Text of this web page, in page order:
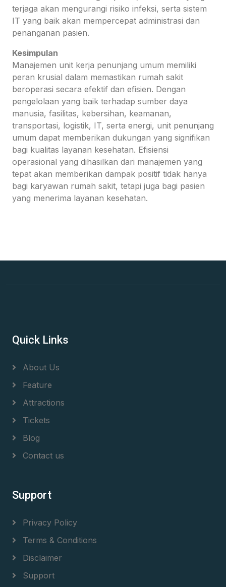
terjaga akan mengurangi risiko infeksi, serta sistem
IT yang baik akan mempercepat administrasi dan
penanganan pasien.
Kesimpulan
Manajemen unit kerja penunjang umum memiliki
peran krusial dalam memastikan rumah sakit
beroperasi secara efektif dan efisien. Dengan
pengelolaan yang baik terhadap sumber daya
manusia, fasilitas, kebersihan, keamanan,
transportasi, logistik, IT, serta energi, unit penunjang
umum dapat memberikan dukungan yang signifikan
bagi kualitas layanan kesehatan. Efisiensi
operasional yang dihasilkan dari manajemen yang
tepat akan memberikan dampak positif tidak hanya
bagi karyawan rumah sakit, tetapi juga bagi pasien
yang menerima layanan kesehatan.
Quick Links
About Us
Feature
Attractions
Tickets
Blog
Contact us
Support
Privacy Policy
Terms & Conditions
Disclaimer
Support